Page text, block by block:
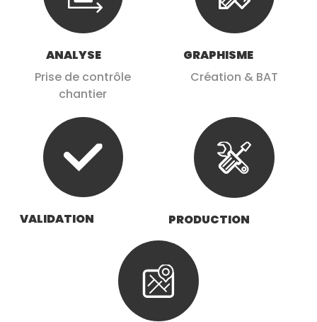
ANALYSE
Prise de contrôle
chantier
GRAPHISME
Création & BAT
VALIDATION PRODUCTION